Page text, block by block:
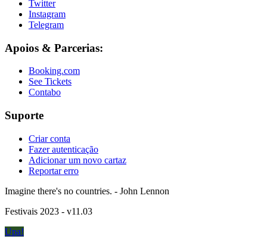
Twitter
Instagram
Telegram
Apoios & Parcerias:
Booking.com
See Tickets
Contabo
Suporte
Criar conta
Fazer autenticação
Adicionar um novo cartaz
Reportar erro
Imagine there's no countries. - John Lennon
Festivais 2023 - v11.03
Upa!